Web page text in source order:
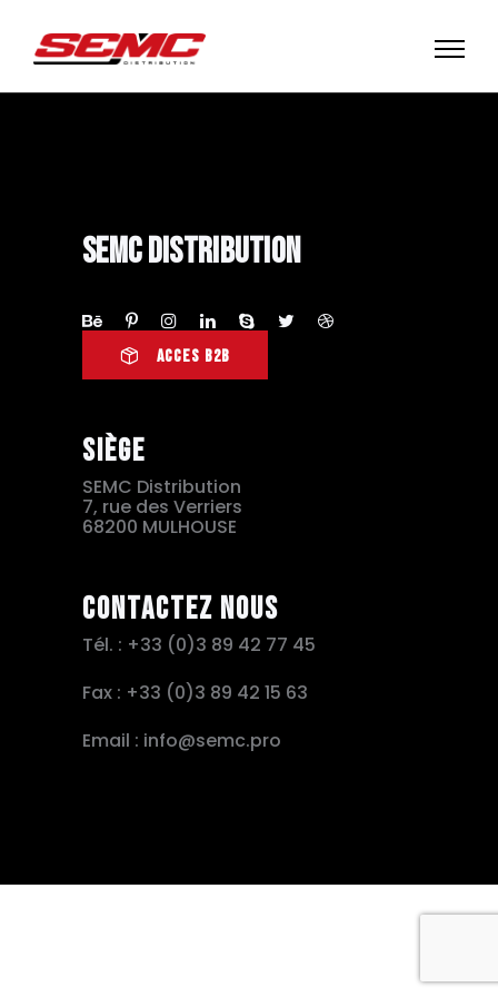
SEMC Distribution
ACCES B2B
Siège
SEMC Distribution
7, rue des Verriers
68200 MULHOUSE
Contactez nous
Tél. : +33 (0)3 89 42 77 45
Fax : +33 (0)3 89 42 15 63
Email : info@semc.pro